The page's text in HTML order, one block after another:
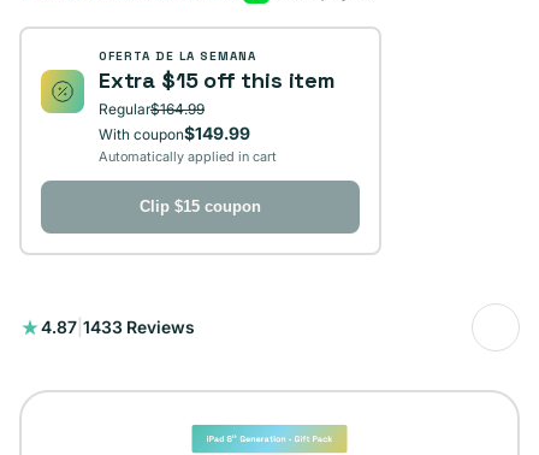
OFERTA DE LA SEMANA
Extra $15 off this item
Regular$164.99
With coupon$149.99
Automatically applied in cart
Clip $15 coupon
4.87 1433 Reviews
1433